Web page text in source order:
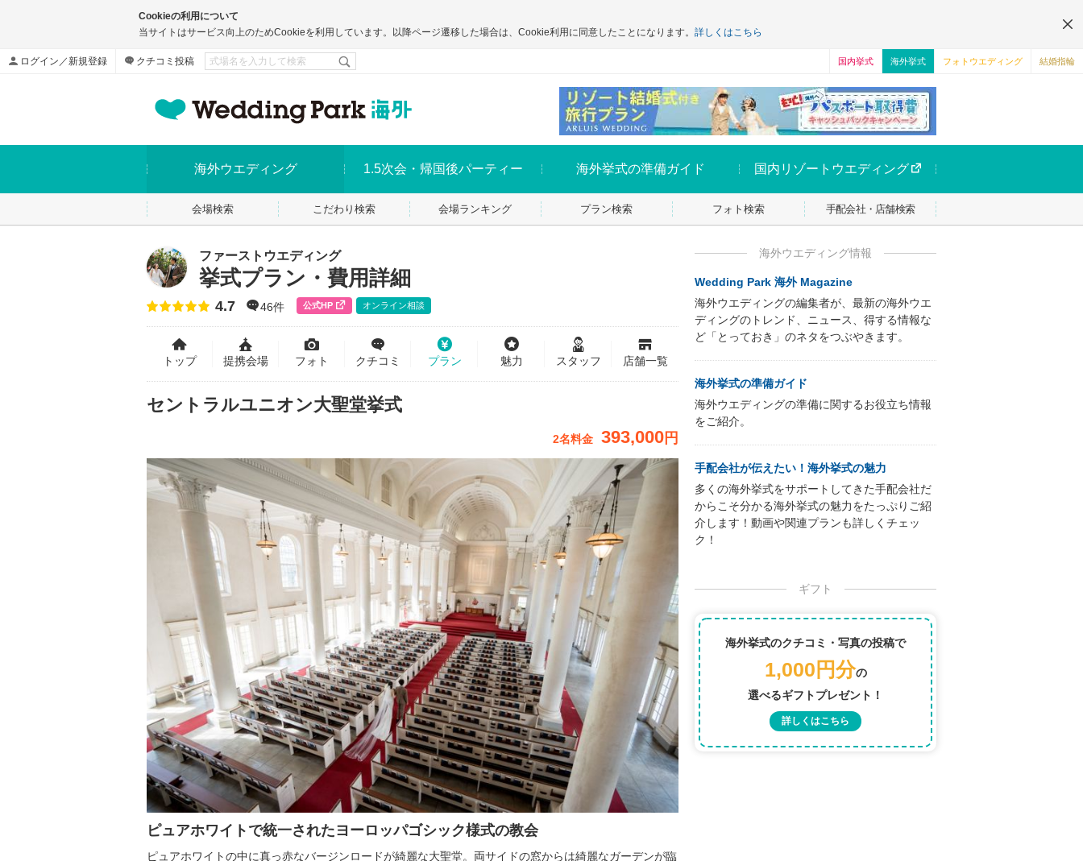
Cookieの利用について
当サイトはサービス向上のためCookieを利用しています。以降ページ遷移した場合は、Cookie利用に同意したことになります。 詳しくはこちら
ログイン／新規登録 クチコミ投稿 国内挙式 海外挙式 フォトウエディング 結婚指輪
海外ウエディング 1.5次会・帰国後パーティー 海外挙式の準備ガイド 国内リゾートウエディング
会場検索 こだわり検索 会場ランキング プラン検索 フォト検索 手配会社・店舗検索
ファーストウエディング
挙式プラン・費用詳細
点数
4.7 46件 公式HP オンライン相談
トップ 提携会場 フォト クチコミ プラン 魅力 スタッフ 店舗一覧
セントラルユニオン大聖堂挙式
2名料金 393,000 円
ピュアホワイトで統一されたヨーロッパゴシック様式の教会
ピュアホワイトの中に真っ赤なバージンロードが綺麗な大聖堂。両サイドの窓からは綺麗なガーデンが臨
海外ウエディング情報
Wedding Park 海外 Magazine
海外ウエディングの編集者が、最新の海外ウエ
ディングのトレンド、ニュース、得する情報な
ど「とっておき」のネタをつぶやきます。
海外挙式の準備ガイド
海外ウエディングの準備に関するお役立ち情報
をご紹介。
手配会社が伝えたい！海外挙式の魅力
多くの海外挙式をサポートしてきた手配会社だ
からこそ分かる海外挙式の魅力をたっぷりご紹
介します！動画や関連プランも詳しくチェッ
ク！
ギフト
海外挙式のクチコミ・写真の投稿で
1,000円分の
選べるギフトプレゼント！
詳しくはこちら